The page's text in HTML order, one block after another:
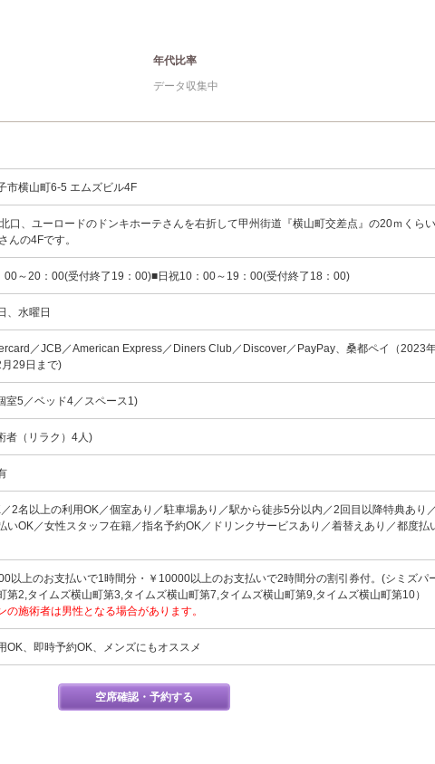
年代比率
データ収集中
市横山町6-5 エムズビル4F
口、ユーロードのドンキホーテさんを右折して甲州街道『横山町交差点』の20ｍくらい
んの4Fです。
00～20：00(受付終了19：00)■日祝10：00～19：00(受付終了18：00)
、水曜日
／JCB／American Express／Diners Club／Discover／PayPay、桑都ペイ（2023
29日まで)
室5／ベッド4／スペース1)
者（リラク）4人)
2名以上の利用OK／個室あり／駐車場あり／駅から徒歩5分以内／2回目以降特典あり
いOK／女性スタッフ在籍／指名予約OK／ドリンクサービスあり／着替えあり／都度払
以上のお支払いで1時間分・￥10000以上のお支払いで2時間分の割引券付。(シミズパ
第2,タイムズ横山町第3,タイムズ横山町第7,タイムズ横山町第9,タイムズ横山町第10）
施術者は男性となる場合があります。
OK、即時予約OK、メンズにもオススメ
空席確認・予約する